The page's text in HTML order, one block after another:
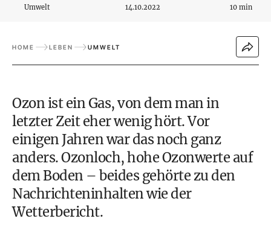
Umwelt 14.10.2022 10 min
HOME LEBEN UMWELT
Ozon ist ein Gas, von dem man in
letzter Zeit eher wenig hört. Vor
einigen Jahren war das noch ganz
anders. Ozonloch, hohe Ozonwerte auf
dem Boden – beides gehörte zu den
Nachrichteninhalten wie der
Wetterbericht.